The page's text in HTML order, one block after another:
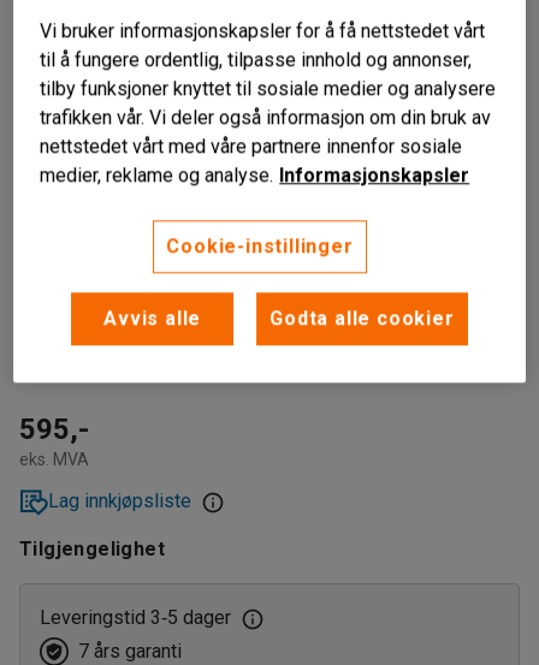
Liknende produkter
Enkel avfallshåndtering
Kan utstyres med lokk
Søppelsekkholder med gummihjul. Søppelsekken festes
og fjernes enkelt. Kan også utstyres med lokk.
595,-
eks. MVA
Lag innkjøpsliste
Tilgjengelighet
Leveringstid 3‑5 dager
7 års garanti
Vi bruker informasjonskapsler for å få nettstedet vårt
til å fungere ordentlig, tilpasse innhold og annonser,
tilby funksjoner knyttet til sosiale medier og analysere
trafikken vår. Vi deler også informasjon om din bruk av
nettstedet vårt med våre partnere innenfor sosiale
medier, reklame og analyse. Informasjonskapsler
Cookie-instillinger
Avvis alle Godta alle cookier